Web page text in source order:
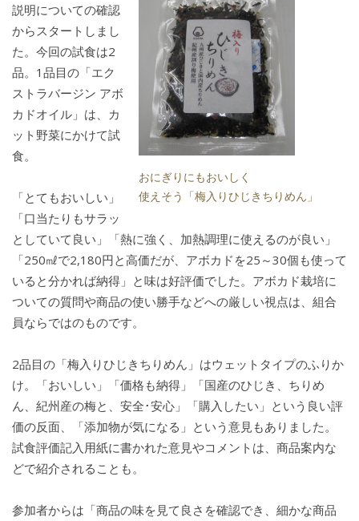
おにぎりにもおいしく
使えそう「梅入りひじきちりめん」
説明についての確認
からスタートしまし
た。今回の試食は2
品。1品目の「エク
ストラバージン アボ
カドオイル」は、カ
ット野菜にかけて試
食。
「とてもおいしい」
「口当たりもサラッ
としていて良い」「熱に強く、加熱調理に使えるのが良い」
「250㎖で2,180円と高価だが、アボカドを25～30個も使って
いると分かれば納得」と味は好評価でした。アボカド栽培に
ついての質問や商品の使い勝手などへの厳しい視点は、組合
員ならではのものです。
2品目の「梅入りひじきちりめん」はウェットタイプのふりか
け。「おいしい」「価格も納得」「国産のひじき、ちりめ
ん、紀州産の梅と、安全･安心」「購入したい」という良い評
価の反面、「添加物が気になる」という意見もありました。
試食評価記入用紙に書かれた意見やコメントは、商品案内な
どで紹介されることも。
参加者からは「商品の味を見て良さを確認でき、細かな商品